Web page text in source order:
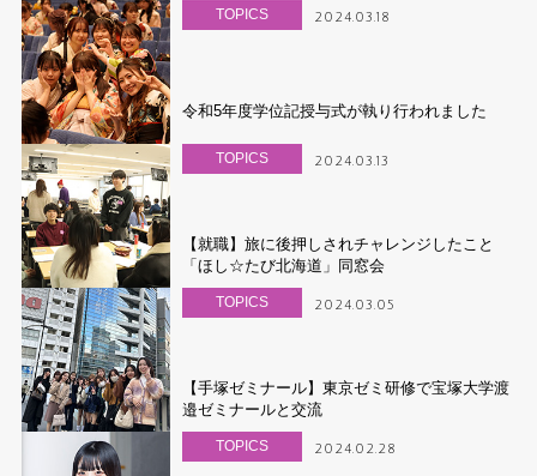
TOPICS 2024.03.18
令和5年度学位記授与式が執り行われました
TOPICS 2024.03.13
【就職】旅に後押しされチャレンジしたこと
「ほし☆たび北海道」同窓会
TOPICS 2024.03.05
【手塚ゼミナール】東京ゼミ研修で宝塚大学渡
邉ゼミナールと交流
TOPICS 2024.02.28